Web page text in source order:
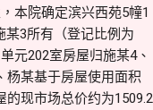
本院确定滨兴西苑5幢1
某3所有（登记比例为
元202室房屋归施某4、
杨某基于房屋使用面积
现市场总价约为1509.2